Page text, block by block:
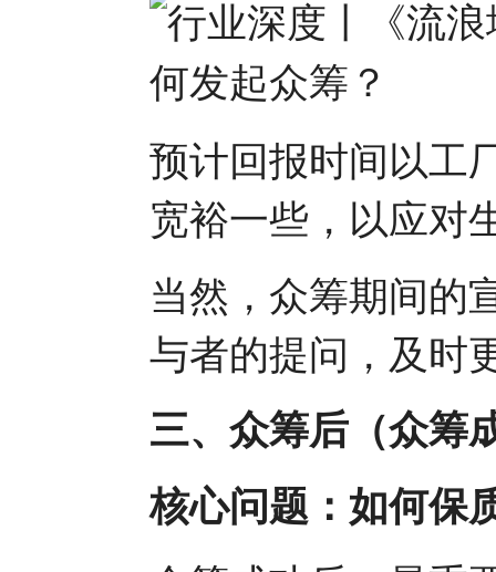
预计回报时间以工
宽裕一些，以应对
当然，众筹期间的
与者的提问，及时
三、众筹后（众筹
核心问题：如何保